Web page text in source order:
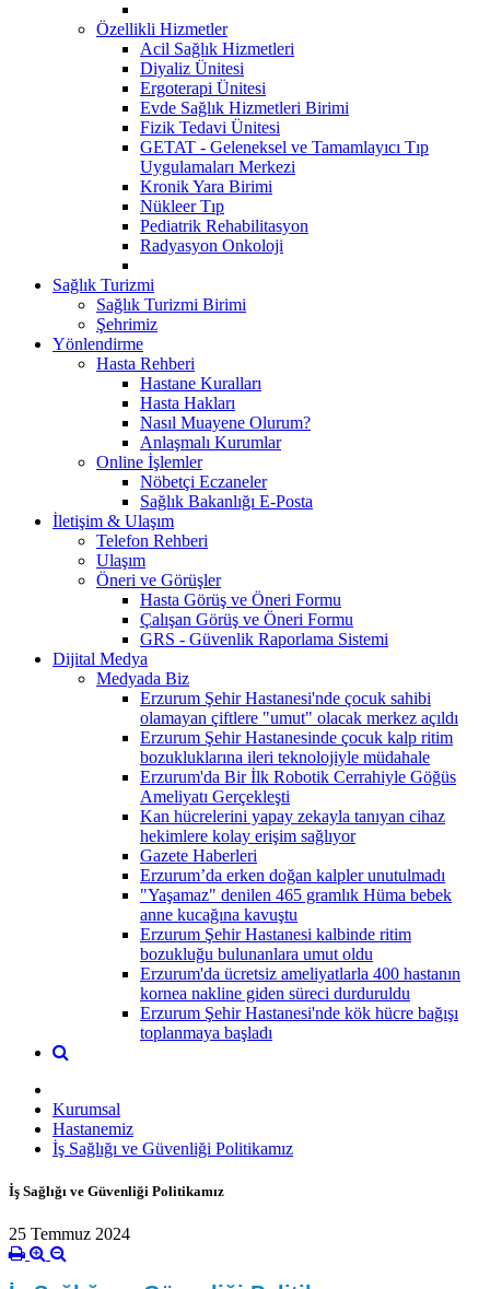
Özellikli Hizmetler
Acil Sağlık Hizmetleri
Diyaliz Ünitesi
Ergoterapi Ünitesi
Evde Sağlık Hizmetleri Birimi
Fizik Tedavi Ünitesi
GETAT - Geleneksel ve Tamamlayıcı Tıp
Uygulamaları Merkezi
Kronik Yara Birimi
Nükleer Tıp
Pediatrik Rehabilitasyon
Radyasyon Onkoloji
Sağlık Turizmi
Sağlık Turizmi Birimi
Şehrimiz
Yönlendirme
Hasta Rehberi
Hastane Kuralları
Hasta Hakları
Nasıl Muayene Olurum?
Anlaşmalı Kurumlar
Online İşlemler
Nöbetçi Eczaneler
Sağlık Bakanlığı E-Posta
İletişim & Ulaşım
Telefon Rehberi
Ulaşım
Öneri ve Görüşler
Hasta Görüş ve Öneri Formu
Çalışan Görüş ve Öneri Formu
GRS - Güvenlik Raporlama Sistemi
Dijital Medya
Medyada Biz
Erzurum Şehir Hastanesi'nde çocuk sahibi
olamayan çiftlere "umut" olacak merkez açıldı
Erzurum Şehir Hastanesinde çocuk kalp ritim
bozukluklarına ileri teknolojiyle müdahale
Erzurum'da Bir İlk Robotik Cerrahiyle Göğüs
Ameliyatı Gerçekleşti
Kan hücrelerini yapay zekayla tanıyan cihaz
hekimlere kolay erişim sağlıyor
Gazete Haberleri
Erzurum’da erken doğan kalpler unutulmadı
"Yaşamaz" denilen 465 gramlık Hüma bebek
anne kucağına kavuştu
Erzurum Şehir Hastanesi kalbinde ritim
bozukluğu bulunanlara umut oldu
Erzurum'da ücretsiz ameliyatlarla 400 hastanın
kornea nakline giden süreci durduruldu
Erzurum Şehir Hastanesi'nde kök hücre bağışı
toplanmaya başladı
Kurumsal
Hastanemiz
İş Sağlığı ve Güvenliği Politikamız
İş Sağlığı ve Güvenliği Politikamız
25 Temmuz 2024